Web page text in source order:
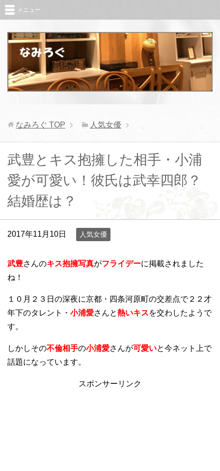
メニュー
なみろぐ TOP 人気女優
武豊とキス抱擁した相手・小浦
愛が可愛い！彼氏は武幸四郎？
結婚歴は？
2017年11月10日 人気女優
武豊さんのキス抱擁写真がフライデーに掲載されました
ね！
１０月２３日の深夜に京都・四条河原町の交差点で２２才
年下のタレント・ 小浦愛さんと熱いキスを交わしたようで
す。
しかしその不倫相手の小浦愛さんが可愛いと今ネット上で
話題になっています。
スポンサーリンク